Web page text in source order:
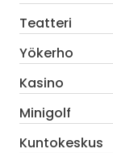
Teatteri
Yökerho
Kasino
Minigolf
Kuntokeskus